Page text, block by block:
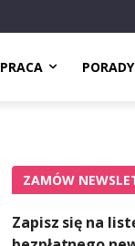
PRACA PORADY
ZAMÓW
Zapisz się na